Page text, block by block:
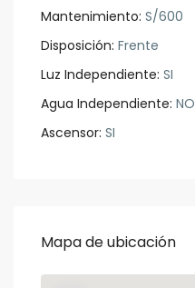
Mantenimiento: S/600
Disposición: Frente
Luz Independiente: SI
Agua Independiente: NO
Ascensor: SI
Mapa de ubicación